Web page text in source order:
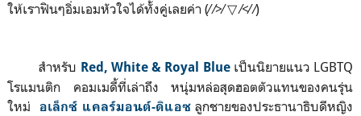
ให้เราฟินๆอิ่มเอมหัวใจได้ทั้งคู่เลยค่า (⁄ ⁄>⁄ ▽ ⁄<⁄ ⁄)
สำหรับ Red, White & Royal Blue เป็นนิยายแนว LGBTQ
โรแมนติก คอมเมดี้ที่เล่าถึง หนุ่มหล่อสุดฮอตตัวแทนของคนรุ่น
ใหม่
อเล็กซ์ แคลร์มอนต์-ดิแอซลูกชายของประธานาธิบดีหญิง